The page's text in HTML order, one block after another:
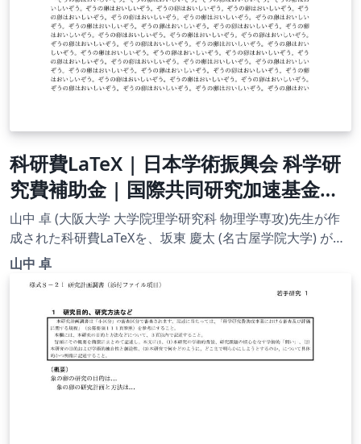
科研費LaTeX | 日本学術振興会 科学研
究費補助金 | 国際共同研究加速基金
（帰国発展研究）(2020年度用) |
2020.09.02
山中 卓 (大阪大学 大学院理学研究科 物理学専攻)先生が作
成された科研費LaTeXを、坂東 慶太 (名古屋学院大学) が了
承を得てテンプレート登録しています。 詳細はこちら↓を
山中 卓